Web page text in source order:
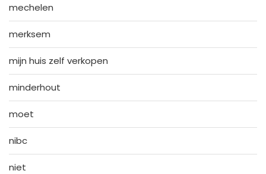
mechelen
merksem
mijn huis zelf verkopen
minderhout
moet
nibc
niet